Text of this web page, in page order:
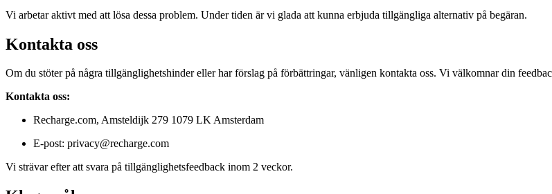
Vi arbetar aktivt med att lösa dessa problem. Under tiden är vi glada att kunna erbjuda tillgängliga alternativ på begäran.
Kontakta oss
Om du stöter på några tillgänglighetshinder eller har förslag på förbättringar, vänligen kontakta oss. Vi välkomnar din
Kontakta oss:
Recharge.com, Amsteldijk 279 1079 LK Amsterdam
E-post: privacy@recharge.com
Vi strävar efter att svara på tillgänglighetsfeedback inom 2 veckor.